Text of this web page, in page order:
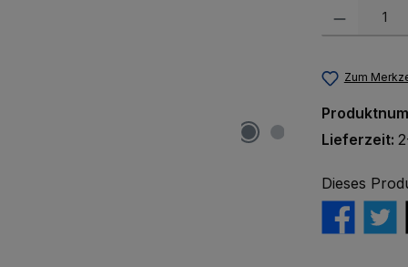
Produkt
Zum
Lieferzeit:
Dieses